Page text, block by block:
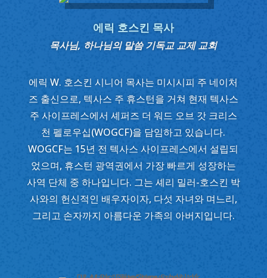
에릭 호스킨 목사
목사님, 하나님의 말씀 기독교 교제 교회
에릭 W. 호스킨 시니어 목사는 미시시피 주 네이처
즈 출신으로, 텍사스 주 휴스턴을 거쳐 현재 텍사스
주 사이프레스에서 셰퍼즈 더 워드 오브 갓 크리스
천 펠로우십(WOGCF)을 담임하고 있습니다.
WOGCF는 15년 전 텍사스 사이프레스에서 설립되
었으며, 휴스턴 광역권에서 가장 빠르게 성장하는
사역 단체 중 하나입니다. 그는 셰리 밀러-호스킨 박
사와의 헌신적인 배우자이자, 다섯 자녀와 며느리,
그리고 손자까지 아름다운 가족의 아버지입니다.